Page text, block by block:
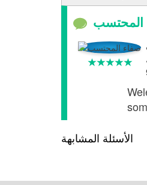
المحتسب
الأسئلة المشابهة